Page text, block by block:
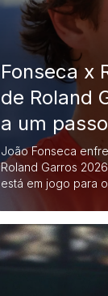
Fonseca x
de Roland
a um
João Fonseca
Roland Garros
está em jogo para